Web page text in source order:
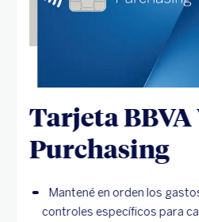
Tarjeta BBVA
Purchasing
Mantené en orden los
controles específicos para